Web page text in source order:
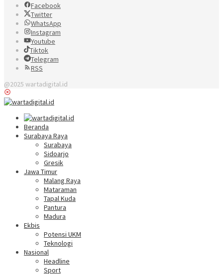
Facebook
Twitter
WhatsApp
Instagram
Youtube
Tiktok
Telegram
RSS
@2025 wartadigital.id
Beranda
Surabaya Raya
Surabaya
Sidoarjo
Gresik
Jawa Timur
Malang Raya
Mataraman
Tapal Kuda
Pantura
Madura
Ekbis
Potensi UKM
Teknologi
Nasional
Headline
Sport